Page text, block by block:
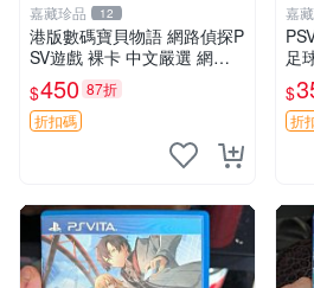
嘉藏珍品 12
港版數碼寶貝物語 網路偵探P
SV遊戲 裸卡 中文嚴選 網絡
偵探 裸卡 PSV游戲 港版
$450 87折
折扣碼
嘉
足
機
$
折